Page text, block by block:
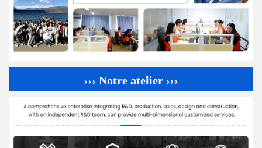
››› Notre atelier ›››